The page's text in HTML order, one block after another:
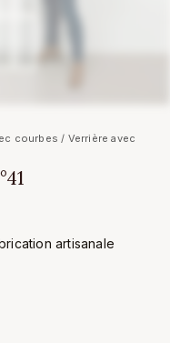
courbes / Verrière avec
artisanale